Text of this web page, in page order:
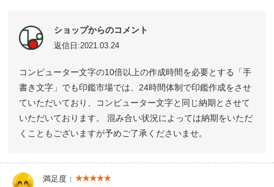
ショップからのコメント
返信日:2021.03.24
コンピューター文字の10倍以上の作成時間を必要とする「手
書き文字」でも印鑑市場では、24時間体制で印鑑作成をさせ
ていただいており、コンピューター文字と同じ納期とさせて
いただいております。 混み合い状況によっては納期をいただ
くこともございますが予めご了承くださいませ。
満足度：